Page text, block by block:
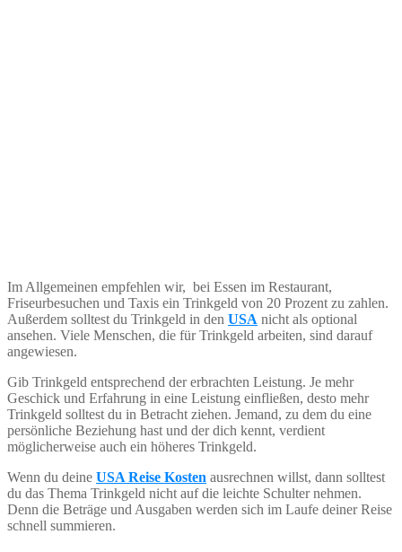
Im Allgemeinen empfehlen wir, bei Essen im Restaurant,
Friseurbesuchen und Taxis ein Trinkgeld von 20 Prozent zu zahlen.
Außerdem solltest du Trinkgeld in den USA nicht als optional
ansehen. Viele Menschen, die für Trinkgeld arbeiten, sind darauf
angewiesen.
Gib Trinkgeld entsprechend der erbrachten Leistung. Je mehr
Geschick und Erfahrung in eine Leistung einfließen, desto mehr
Trinkgeld solltest du in Betracht ziehen. Jemand, zu dem du eine
persönliche Beziehung hast und der dich kennt, verdient
möglicherweise auch ein höheres Trinkgeld.
Wenn du deine USA Reise Kosten ausrechnen willst, dann solltest
du das Thema Trinkgeld nicht auf die leichte Schulter nehmen.
Denn die Beträge und Ausgaben werden sich im Laufe deiner Reise
schnell summieren.